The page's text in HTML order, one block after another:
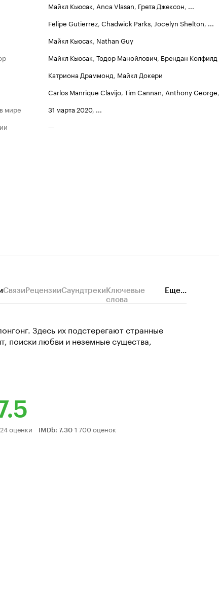
Майкл Кьюсак, Anca Vlasan, Грета Джексон, ...
Felipe Gutierrez, Chadwick Parks, Jocelyn Shelton, ...
Майкл Кьюсак, Nathan Guy
Майкл Кьюсак, Тодор Манойлович, Брендан Колфилд
Катриона Драммонд, Майкл Докери
Carlos Manrique Clavijo, Tim Cannan, Anthony George,
мире
31 марта 2020, ...
—
СвязиРецензииСаундтрекиКлючевые
слова
Еще...
Здесь их подстерегают странные
поиски любви и неземные существа,
оценки IMDb: 7.30 1 700 оценок